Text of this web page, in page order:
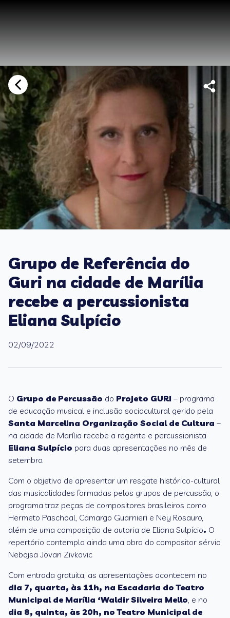
Grupo de Referência do
Guri na cidade de Marília
recebe a percussionista
Eliana Sulpício
02/09/2022
O Grupo de Percussão do Projeto GURI – programa
de educação musical e inclusão sociocultural gerido pela
Santa Marcelina Organização Social de Cultura –
na cidade de Marília recebe a regente e percussionista
Eliana Sulpício para duas apresentações no mês de
setembro.
Com o objetivo de apresentar um resgate histórico-cultural
das musicalidades formadas pelos grupos de percussão, o
programa traz peças de compositores brasileiros como
Hermeto Paschoal, Camargo Guarnieri e Ney Rosauro,
além de uma composição de autoria de Eliana Sulpício. O
repertório contempla ainda uma obra do compositor sérvio
Nebojsa Jovan Zivkovic
Com entrada gratuita, as apresentações acontecem no
dia 7, quarta, às 11h, na Escadaria do Teatro
Municipal de Marília ‘Waldir Silveira Mello, e no
dia 8, quinta, às 20h, no Teatro Municipal de